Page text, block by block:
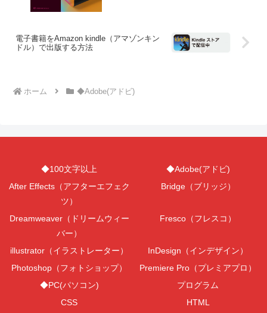
電子書籍をAmazon kindle（アマゾンキン
ドル）で出版する方法
ホーム ◆Adobe(アドビ)
◆100文字以上
◆Adobe(アドビ)
After Effects（アフターエフェク
ツ）
Bridge（ブリッジ）
Dreamweaver（ドリームウィー
バー）
Fresco（フレスコ）
illustrator（イラストレーター）
InDesign（インデザイン）
Photoshop（フォトショップ）
Premiere Pro（プレミアプロ）
◆PC(パソコン)
プログラム
CSS
HTML